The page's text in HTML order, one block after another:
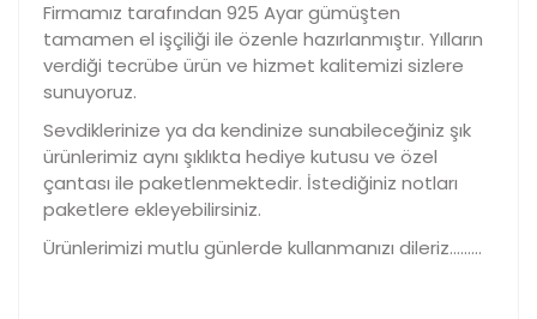
Firmamız tarafından 925 Ayar gümüşten
tamamen el işçiliği ile özenle hazırlanmıştır. Yılların
verdiği tecrübe ürün ve hizmet kalitemizi sizlere
sunuyoruz.
Sevdiklerinize ya da kendinize sunabileceğiniz şık
ürünlerimiz aynı şıklıkta hediye kutusu ve özel
çantası ile paketlenmektedir. İstediğiniz notları
paketlere ekleyebilirsiniz.
Ürünlerimizi mutlu günlerde kullanmanızı dileriz………